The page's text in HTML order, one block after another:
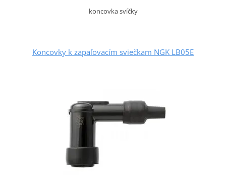
koncovka svíčky
Koncovky k zapaľovacím sviečkam NGK LB05E